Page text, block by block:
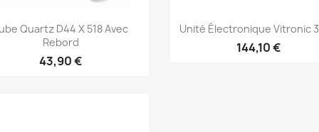
Aperçu rapide
Quartz D44 X 518 Avec
Rebord
43,90 €
Aperçu rapide
Unité Électronique Vitronic
144,10 €